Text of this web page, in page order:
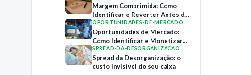
Margem Comprimida: Como
Identificar e Reverter Antes do
Colapso
OPORTUNIDADES-DE-MERCADO
Oportunidades de Mercado:
Como Identificar e Monetizar
Relações B2B
SPREAD-DA-DESORGANIZACAO
Spread da Desorganização: o
custo invisível do seu caixa